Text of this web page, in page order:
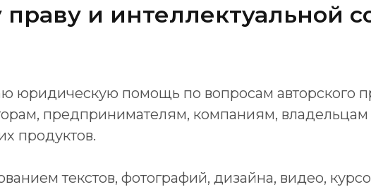
и интеллектуальной
юридическую помощь по вопросам авторского
предпринимателям, компаниям,
продуктов.
текстов, фотографий, дизайна, видео,